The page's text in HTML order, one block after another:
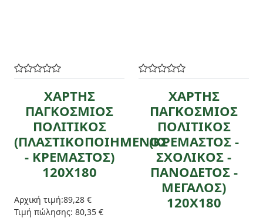
ΧΑΡΤΗΣ
ΠΑΓΚΟΣΜΙΟΣ
ΠΟΛΙΤΙΚΟΣ
(ΠΛΑΣΤΙΚΟΠΟΙΗΜΕΝΟΣ
- ΚΡΕΜΑΣΤΟΣ)
120Χ180
Αρχική τιμή:89,28 €
Τιμή πώλησης: 80,35 €
ΧΑΡΤΗΣ
ΠΑΓΚΟΣΜΙΟΣ
ΠΟΛΙΤΙΚΟΣ
(ΚΡΕΜΑΣΤΟΣ -
ΣΧΟΛΙΚΟΣ -
ΠΑΝΟΔΕΤΟΣ -
ΜΕΓΑΛΟΣ)
120Χ180